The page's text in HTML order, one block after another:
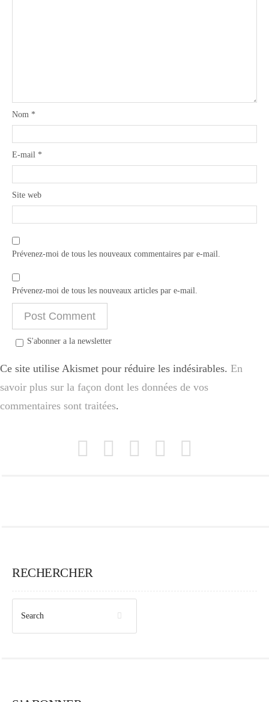
Nom *
E-mail *
Site web
Prévenez-moi de tous les nouveaux commentaires par e-mail.
Prévenez-moi de tous les nouveaux articles par e-mail.
S'abonner a la newsletter
Ce site utilise Akismet pour réduire les indésirables. En
savoir plus sur la façon dont les données de vos
commentaires sont traitées.
RECHERCHER